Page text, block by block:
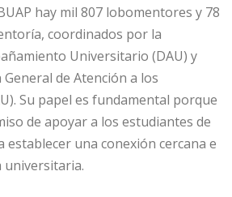
hay mil 807 lobomentores y 78
coordinados por la
Universitario (DAU) y
de Atención a los
Su papel es fundamental porque
de apoyar a los estudiantes de
establecer una conexión cercana e
universitaria.